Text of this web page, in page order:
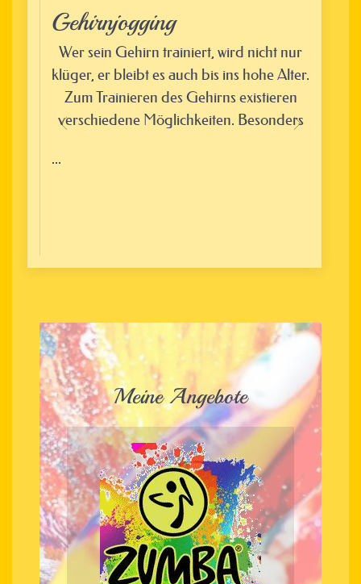
Gehirnjogging
Wer sein Gehirn trainiert, wird nicht nur
klüger, er bleibt es auch bis ins hohe Alter.
Zum Trainieren des Gehirns existieren
verschiedene Möglichkeiten. Besonders
...
Meine Angebote